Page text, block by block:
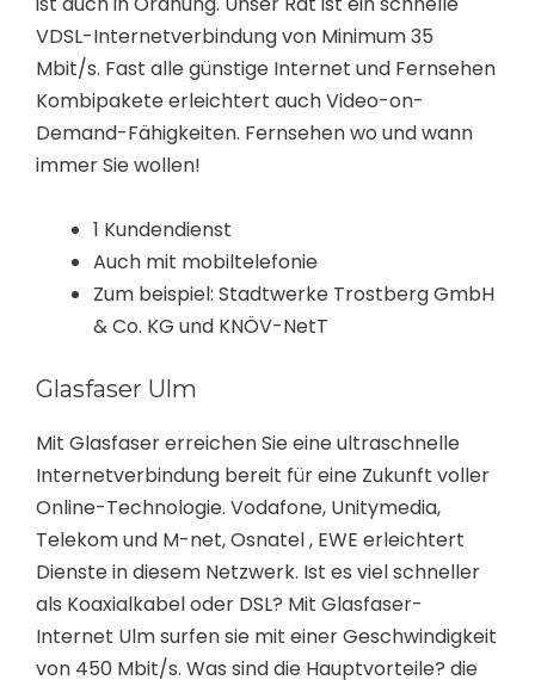
VDSL-Internetverbindung von Minimum 35
Mbit/s. Fast alle günstige Internet und Fernsehen
Kombipakete erleichtert auch Video-on-
Demand-Fähigkeiten. Fernsehen wo und wann
immer Sie wollen!
1 Kundendienst
Auch mit mobiltelefonie
Zum beispiel: Stadtwerke Trostberg GmbH
& Co. KG und KNÖV-NetT
Glasfaser Ulm
Mit Glasfaser erreichen Sie eine ultraschnelle
Internetverbindung bereit für eine Zukunft voller
Online-Technologie. Vodafone, Unitymedia,
Telekom und M-net, Osnatel , EWE erleichtert
Dienste in diesem Netzwerk. Ist es viel schneller
als Koaxialkabel oder DSL? Mit Glasfaser-
Internet Ulm surfen sie mit einer Geschwindigkeit
von 450 Mbit/s. Was sind die Hauptvorteile? die